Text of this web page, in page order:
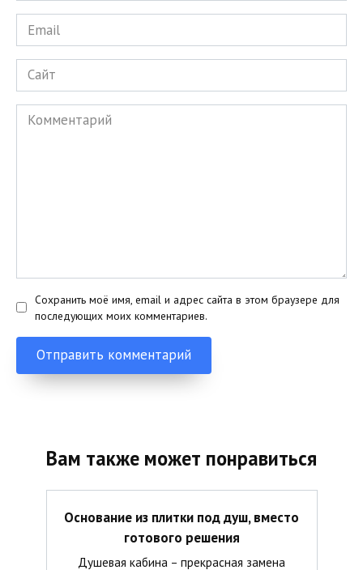
Email
*
Сайт
Комментарий
Сохранить моё имя, email и адрес сайта в этом браузере для
последующих моих комментариев.
Вам также может понравиться
Основание из плитки под душ, вместо
готового решения
Душевая кабина – прекрасная замена